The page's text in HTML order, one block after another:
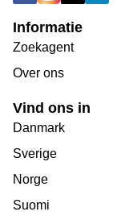
Informatie
Zoekagent
Over ons
Vind ons in
Danmark
Sverige
Norge
Suomi